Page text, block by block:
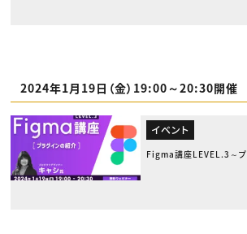
2024年1月19日（金）19:00～20:30開催
イベント
Figma講座LEVEL.3～プ